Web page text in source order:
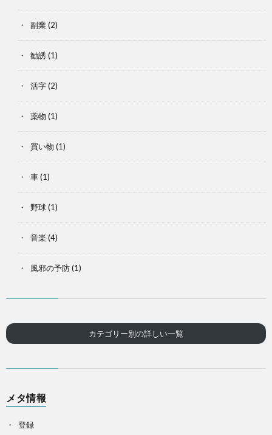
副業(2)
勧誘(1)
活字(2)
薬物 (1)
買い物 (1)
車(1)
野球(1)
音楽 (4)
風邪の予防(1)
カテゴリー別の詳しい一覧
メタ情報
登録